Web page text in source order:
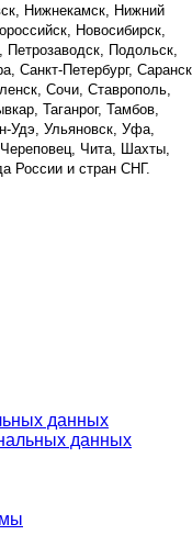
Нижнекамск, Нижний
Новосибирск,
Подольск,
Санкт-Петербург,
Сочи, Ставрополь,
Таганрог, Тамбов,
Удэ, Ульяновск, Уфа,
Чита, Шахты,
России и стран СНГ.
данных
данных